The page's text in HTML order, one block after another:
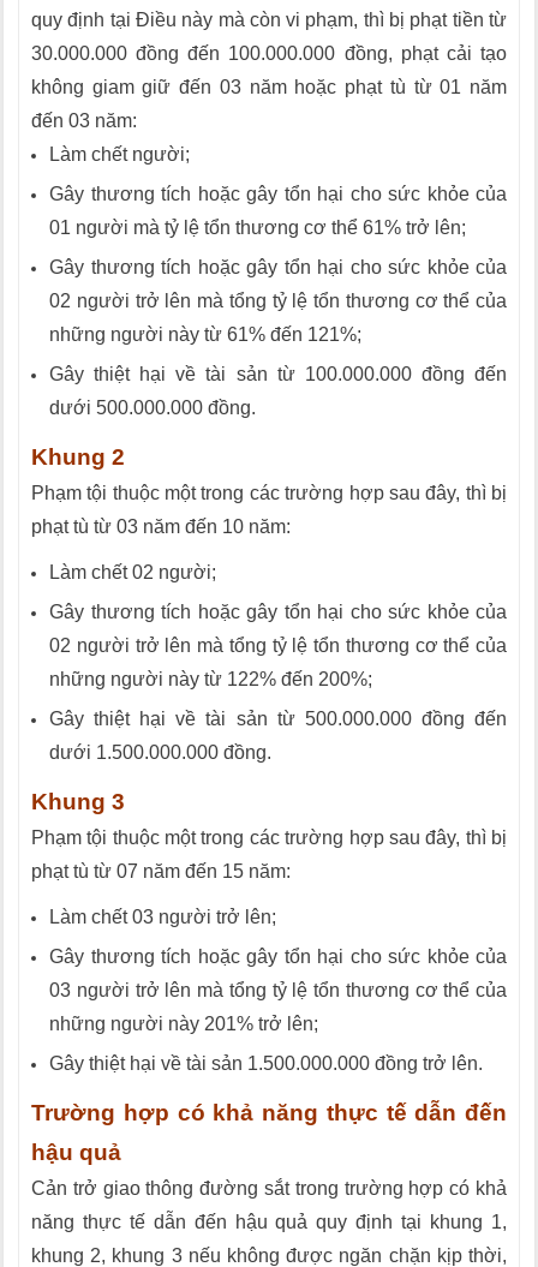
quy định tại Điều này mà còn vi phạm, thì bị phạt tiền từ
30.000.000 đồng đến 100.000.000 đồng, phạt cải tạo
không giam giữ đến 03 năm hoặc phạt tù từ 01 năm
đến 03 năm:
Làm chết người;
Gây thương tích hoặc gây tổn hại cho sức khỏe của
01 người mà tỷ lệ tổn thương cơ thể 61% trở lên;
Gây thương tích hoặc gây tổn hại cho sức khỏe của
02 người trở lên mà tổng tỷ lệ tổn thương cơ thể của
những người này từ 61% đến 121%;
Gây thiệt hại về tài sản từ 100.000.000 đồng đến
dưới 500.000.000 đồng.
Khung 2
Phạm tội thuộc một trong các trường hợp sau đây, thì bị
phạt tù từ 03 năm đến 10 năm:
Làm chết 02 người;
Gây thương tích hoặc gây tổn hại cho sức khỏe của
02 người trở lên mà tổng tỷ lệ tổn thương cơ thể của
những người này từ 122% đến 200%;
Gây thiệt hại về tài sản từ 500.000.000 đồng đến
dưới 1.500.000.000 đồng.
Khung 3
Phạm tội thuộc một trong các trường hợp sau đây, thì bị
phạt tù từ 07 năm đến 15 năm:
Làm chết 03 người trở lên;
Gây thương tích hoặc gây tổn hại cho sức khỏe của
03 người trở lên mà tổng tỷ lệ tổn thương cơ thể của
những người này 201% trở lên;
Gây thiệt hại về tài sản 1.500.000.000 đồng trở lên.
Trường hợp có khả năng thực tế dẫn đến
hậu quả
Cản trở giao thông đường sắt trong trường hợp có khả
năng thực tế dẫn đến hậu quả quy định tại khung 1,
khung 2, khung 3 nếu không được ngăn chặn kịp thời,